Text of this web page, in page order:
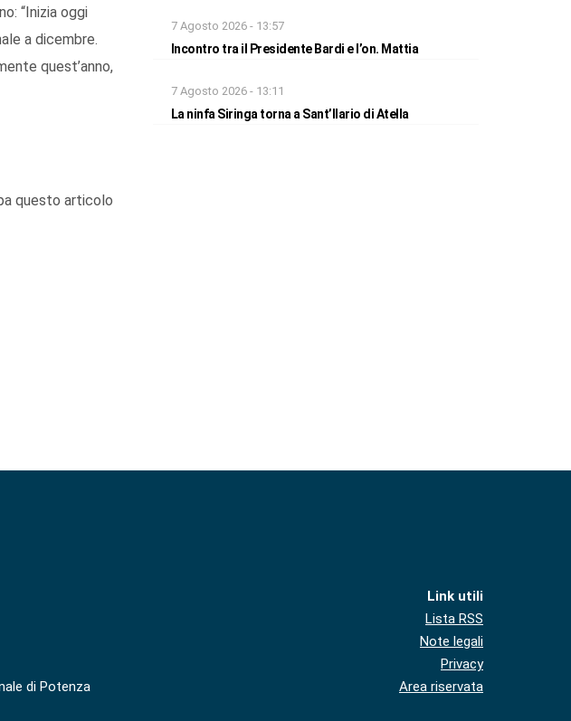
“Inizia oggi
a dicembre.
quest’anno,
questo articolo
7 Agosto 2026 - 13:57
Incontro tra il Presidente Bardi e l’on. Mattia
7 Agosto 2026 - 13:11
La ninfa Siringa torna a Sant’Ilario di Atella
di Potenza
Link utili
Lista RSS
Note legali
Privacy
Area riservata